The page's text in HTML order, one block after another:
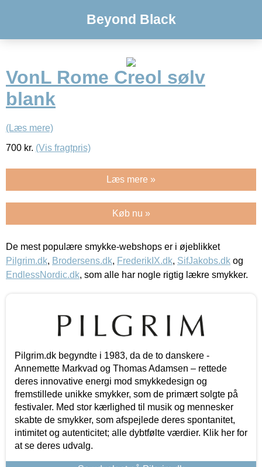
Beyond Black
VonL Rome Creol sølv
blank
(Læs mere)
700 kr. (Vis fragtpris)
Læs mere »
Køb nu »
De mest populære smykke-webshops er i øjeblikket
Pilgrim.dk, Brodersens.dk, FrederikIX.dk, SifJakobs.dk og
EndlessNordic.dk, som alle har nogle rigtig lækre smykker.
Pilgrim.dk begyndte i 1983, da de to danskere -
Annemette Markvad og Thomas Adamsen – rettede
deres innovative energi mod smykkedesign og
fremstillede unikke smykker, som de primært solgte på
festivaler. Med stor kærlighed til musik og mennesker
skabte de smykker, som afspejlede deres spontanitet,
intimitet og autenticitet; alle dybtfølte værdier. Klik her for
at se deres udvalg.